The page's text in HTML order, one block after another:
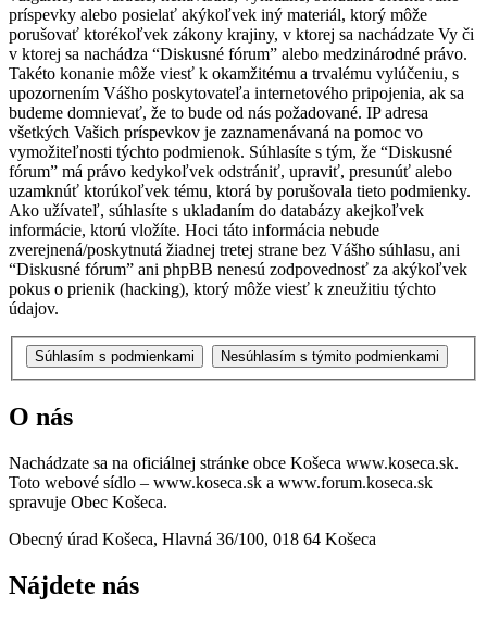
príspevky alebo posielať akýkoľvek iný materiál, ktorý môže
porušovať ktorékoľvek zákony krajiny, v ktorej sa nachádzate Vy či
v ktorej sa nachádza “Diskusné fórum” alebo medzinárodné právo.
Takéto konanie môže viesť k okamžitému a trvalému vylúčeniu, s
upozornením Vášho poskytovateľa internetového pripojenia, ak sa
budeme domnievať, že to bude od nás požadované. IP adresa
všetkých Vašich príspevkov je zaznamenávaná na pomoc vo
vymožiteľnosti týchto podmienok. Súhlasíte s tým, že “Diskusné
fórum” má právo kedykoľvek odstrániť, upraviť, presunúť alebo
uzamknúť ktorúkoľvek tému, ktorá by porušovala tieto podmienky.
Ako užívateľ, súhlasíte s ukladaním do databázy akejkoľvek
informácie, ktorú vložíte. Hoci táto informácia nebude
zverejnená/poskytnutá žiadnej tretej strane bez Vášho súhlasu, ani
“Diskusné fórum” ani phpBB nenesú zodpovednosť za akýkoľvek
pokus o prienik (hacking), ktorý môže viesť k zneužitiu týchto
údajov.
O nás
Nachádzate sa na oficiálnej stránke obce Košeca www.koseca.sk.
Toto webové sídlo – www.koseca.sk a www.forum.koseca.sk
spravuje Obec Košeca.
Obecný úrad Košeca, Hlavná 36/100, 018 64 Košeca
Nájdete nás